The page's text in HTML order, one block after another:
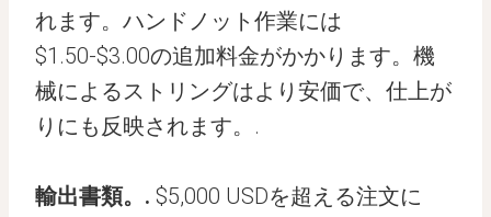
れます。ハンドノット作業には
$1.50-$3.00の追加料金がかかります。機
械によるストリングはより安価で、仕上が
りにも反映されます。.
輸出書類。. $5,000 USDを超える注文に